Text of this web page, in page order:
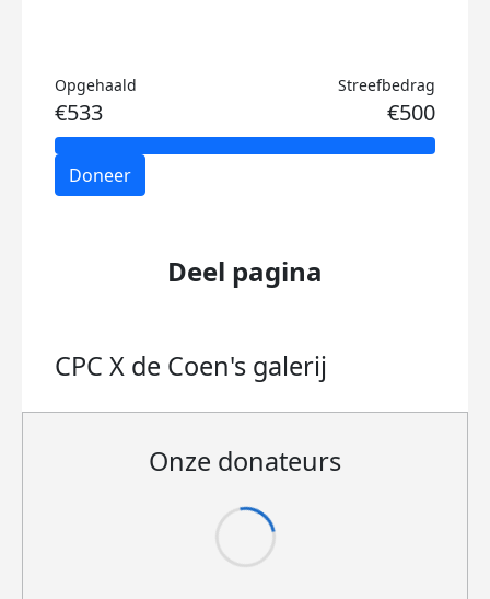
Opgehaald
€533
Streefbedrag
€500
Doneer
Deel pagina
CPC X de Coen's galerij
Onze donateurs